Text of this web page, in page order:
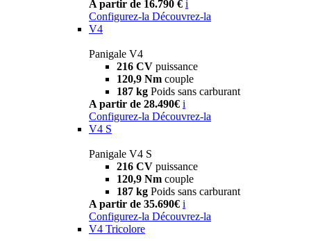
A partir de 16.790 € i
Configurez-la Découvrez-la
V4
Panigale V4
216 CV puissance
120,9 Nm couple
187 kg Poids sans carburant
A partir de 28.490€ i
Configurez-la Découvrez-la
V4 S
Panigale V4 S
216 CV puissance
120,9 Nm couple
187 kg Poids sans carburant
A partir de 35.690€ i
Configurez-la Découvrez-la
V4 Tricolore